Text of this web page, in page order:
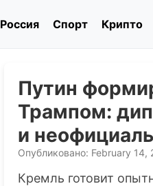
Россия Спорт Крипто
Путин
Трампом:
и
Опубликовано: February 14,
Кремль готовит